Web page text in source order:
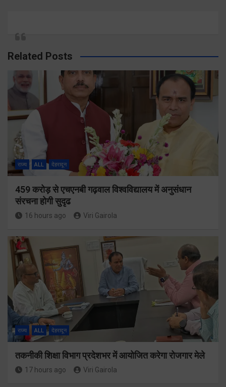
Related Posts
राज्य ALL देहरादून
459 करोड़ से एचएनबी गढ़वाल विश्वविद्यालय में अनुसंधान
संरचना होगी सुदृढ
16 hours ago Viri Gairola
राज्य ALL देहरादून
तकनीकी शिक्षा विभाग प्रदेशभर में आयोजित करेगा रोजगार मेले
17 hours ago Viri Gairola